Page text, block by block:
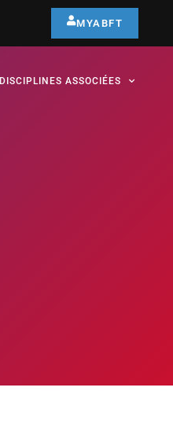
MYABFT
DISCIPLINES ASSOCIÉES